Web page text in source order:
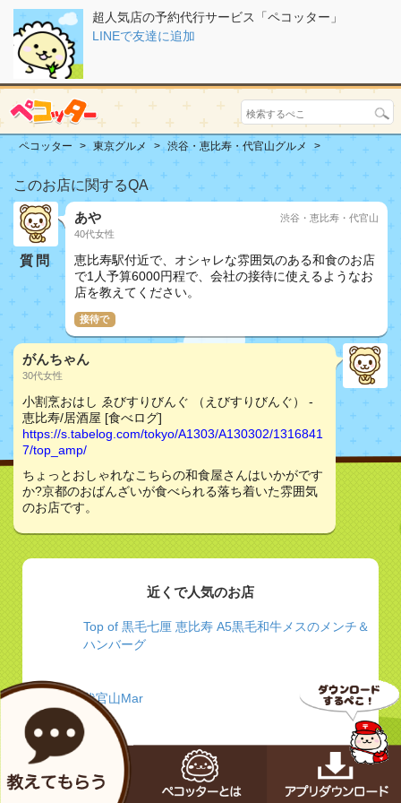
超人気店の予約代行サービス「ペコッター」
LINEで友達に追加
ペコッター 東京グルメ 渋谷・恵比寿・代官山グルメ
このお店に関するQA
質問
あや
40代女性
渋谷・恵比寿・代官山
恵比寿駅付近で、オシャレな雰囲気のある和食のお店
で1人予算6000円程で、会社の接待に使えるようなお
店を教えてください。
接待で
がんちゃん
30代女性
小割烹おはし ゑびすりびんぐ （えびすりびんぐ） -
恵比寿/居酒屋 [食べログ]
https://s.tabelog.com/tokyo/A1303/A130302/1316841
7/top_amp/
ちょっとおしゃれなこちらの和食屋さんはいかがです
か?京都のおばんざいが食べられる落ち着いた雰囲気
のお店です。
近くで人気のお店
Top of 黒毛七厘 恵比寿 A5黒毛和牛メスのメンチ＆
ハンバーグ
代官山Mar
ぐるなび - 大人のエキゾチック＆ラグジュアリー
【クンビラ】 噂の美鍋”ヒマラヤ鍋”とにかく効く